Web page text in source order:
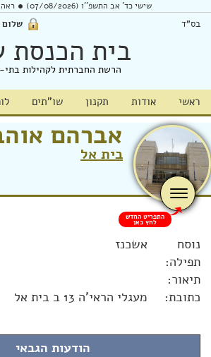
שישי כד' אב התשפ''ו (07/08/2026) ראה
בס"ד
בית הכנסת
הרשת החברתית לקהילות
ראשי אודות תקנון שו"תים
אברהם
בית אל
התפריט החדש
לחץ כאן
נוסח
תפילה:
אשכנז
תיאור:
כתובת:
מעגלי הראי'ה 13 ב בית אל
הודעות הגבאי